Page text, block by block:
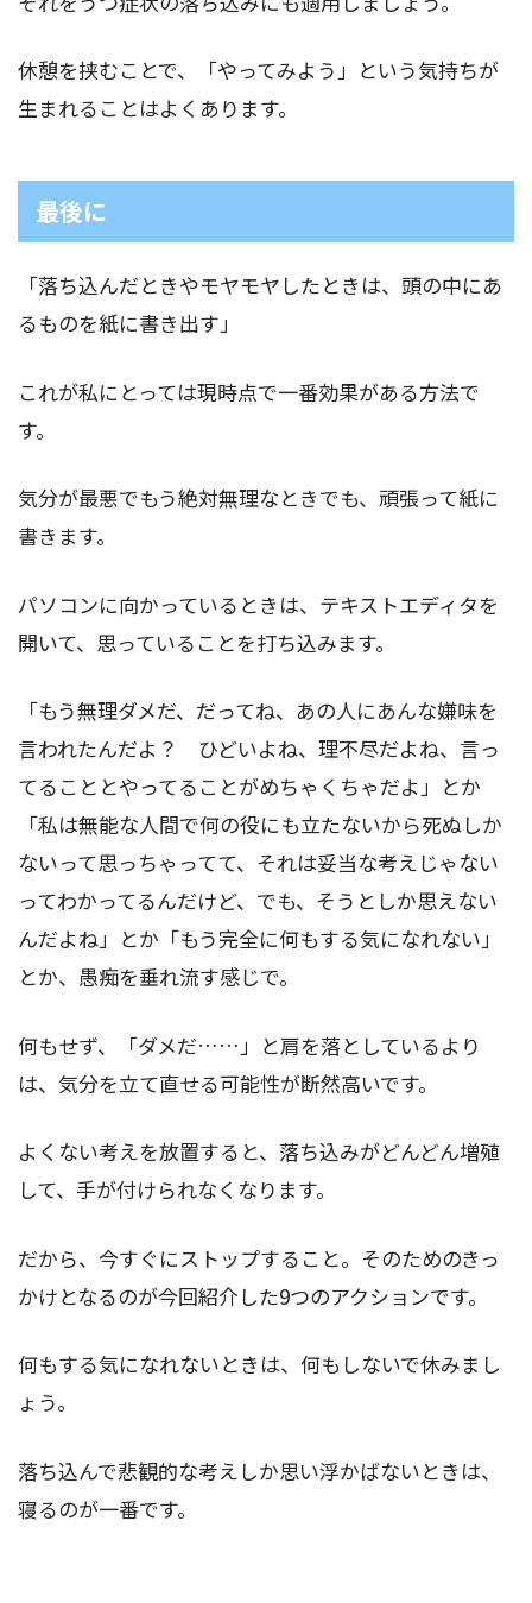
休憩を挟むことで、「やってみよう」という気持ちが
生まれることはよくあります。
最後に
「落ち込んだときやモヤモヤしたときは、頭の中にあ
るものを紙に書き出す」
これが私にとっては現時点で一番効果がある方法で
す。
気分が最悪でもう絶対無理なときでも、頑張って紙に
書きます。
パソコンに向かっているときは、テキストエディタを
開いて、思っていることを打ち込みます。
「もう無理ダメだ、だってね、あの人にあんな嫌味を
言われたんだよ？ ひどいよね、理不尽だよね、言っ
てることとやってることがめちゃくちゃだよ」とか
「私は無能な人間で何の役にも立たないから死ぬしか
ないって思っちゃってて、それは妥当な考えじゃない
ってわかってるんだけど、でも、そうとしか思えない
んだよね」とか「もう完全に何もする気になれない」
とか、愚痴を垂れ流す感じで。
何もせず、「ダメだ……」と肩を落としているより
は、気分を立て直せる可能性が断然高いです。
よくない考えを放置すると、落ち込みがどんどん増殖
して、手が付けられなくなります。
だから、今すぐにストップすること。そのためのきっ
かけとなるのが今回紹介した9つのアクションです。
何もする気になれないときは、何もしないで休みまし
ょう。
落ち込んで悲観的な考えしか思い浮かばないときは、
寝るのが一番です。